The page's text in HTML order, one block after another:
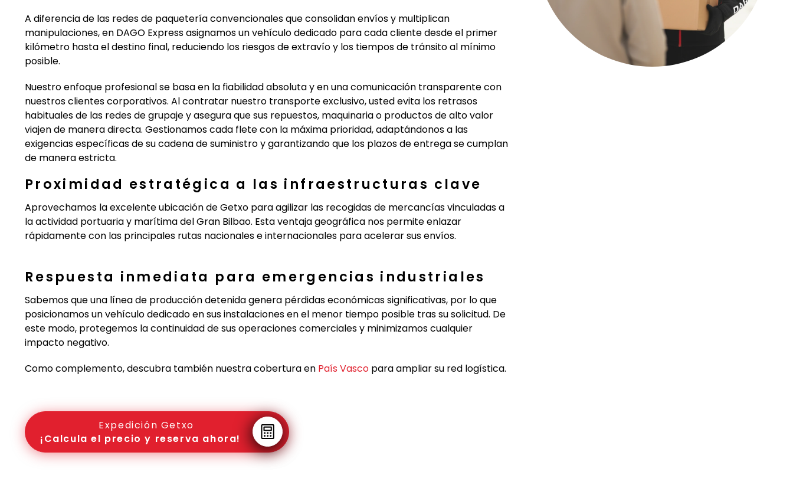
A diferencia de las redes de paquetería convencionales que consolidan envíos y multiplican
manipulaciones, en DAGO Express asignamos un vehículo dedicado para cada cliente desde el primer
kilómetro hasta el destino final, reduciendo los riesgos de extravío y los tiempos de tránsito al mínimo
posible.
Nuestro enfoque profesional se basa en la fiabilidad absoluta y en una comunicación transparente con
nuestros clientes corporativos. Al contratar nuestro transporte exclusivo, usted evita los retrasos
habituales de las redes de grupaje y asegura que sus repuestos, maquinaria o productos de alto valor
viajen de manera directa. Gestionamos cada flete con la máxima prioridad, adaptándonos a las
exigencias específicas de su cadena de suministro y garantizando que los plazos de entrega se cumplan
de manera estricta.
Proximidad estratégica a las infraestructuras clave
Aprovechamos la excelente ubicación de Getxo para agilizar las recogidas de mercancías vinculadas a
la actividad portuaria y marítima del Gran Bilbao. Esta ventaja geográfica nos permite enlazar
rápidamente con las principales rutas nacionales e internacionales para acelerar sus envíos.
Respuesta inmediata para emergencias industriales
Sabemos que una línea de producción detenida genera pérdidas económicas significativas, por lo que
posicionamos un vehículo dedicado en sus instalaciones en el menor tiempo posible tras su solicitud. De
este modo, protegemos la continuidad de sus operaciones comerciales y minimizamos cualquier
impacto negativo.
Como complemento, descubra también nuestra cobertura en País Vasco para ampliar su red logística.
Expedición Getxo
¡Calcula el precio y reserva ahora!